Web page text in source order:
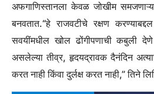
अफगाणिस्तानला केवळ जोखीम
बनवतात.“हे राजवटीचे रक्षण
सवयींमधील खोल ढोंगीपणाची कबुली
असलेल्या तीव्र, हृदयद्रावक दैनंदिन
करत नाही किंवा दुर्लक्ष करत नाही,” तिने